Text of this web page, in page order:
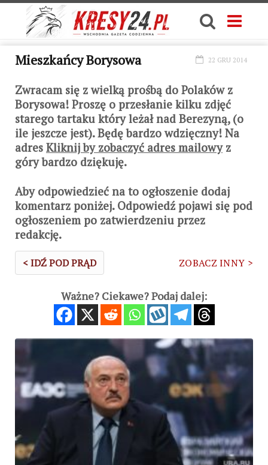
Mieszkańcy Borysowa 22 GRU 2014
Zwracam się z wielką prośbą do Polaków z
Borysowa! Proszę o przesłanie kilku zdjęć
starego tartaku który leżał nad Berezyną, (o
ile jeszcze jest). Będę bardzo wdzięczny! Na
adres Kliknij by zobaczyć adres mailowyz
góry bardzo dziękuję.
Aby odpowiedzieć na to ogłoszenie dodaj
komentarz poniżej. Odpowiedź pojawi się pod
ogłoszeniem po zatwierdzeniu przez
redakcję.
< IDŹ POD PRĄD ZOBACZ INNY >
Ważne? Ciekawe? Podaj dalej: